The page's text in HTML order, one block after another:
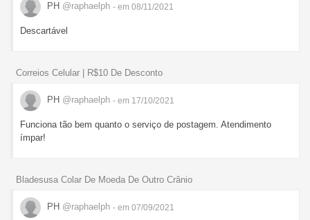
PH @raphaelph - em 08/11/2021
Descartável
Correios Celular | R$10 De Desconto
PH @raphaelph - em 17/10/2021
Funciona tão bem quanto o serviço de postagem. Atendimento
ímpar!
Bladesusa Colar De Moeda De Outro Crânio
PH @raphaelph - em 07/09/2021